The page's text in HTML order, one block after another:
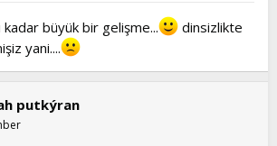
büyük bir gelişme...
dinsizlikte
yani....
putkýran